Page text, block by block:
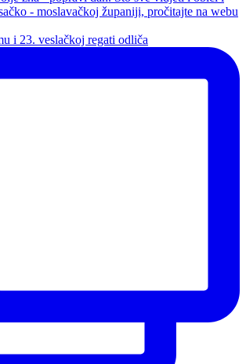
i 23. veslačkoj regati odliča